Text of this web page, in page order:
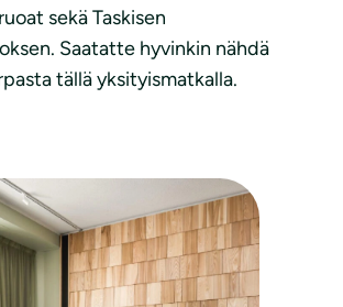
sekä Taskisen
Saatatte hyvinkin nähdä
tällä yksityismatkalla.